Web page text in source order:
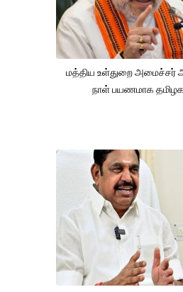
மத்திய உள்துறை அமைச்சர்
நாள் பயணமாக